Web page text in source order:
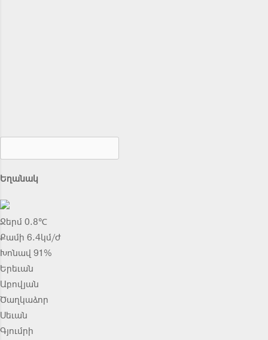
Եղանակ
Ջերմ 0.8℃
Քամի 6.4կմ/ժ
Խոնավ 91%
Երեւան
Աբովյան
Ծաղկաձոր
Սեւան
Գյումրի